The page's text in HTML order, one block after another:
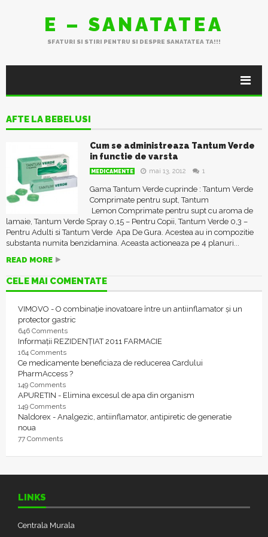
E – SANATATEA
SFATURI SI STIRI PENTRU SI DESPRE SANATATEA TA!!!
AFTE LA BEBELUSI
Cum se administreaza Tantum Verde
in functie de varsta
MEDICAMENTE mai 13, 2012 1
Gama Tantum Verde cuprinde : Tantum Verde
Comprimate pentru supt, Tantum
Lemon Comprimate pentru supt cu aroma de
lamaie, Tantum Verde Spray 0,15 – Pentru Copii, Tantum Verde 0,3 –
Pentru Adulti si Tantum Verde Apa De Gura. Acestea au in compozitie
substanta numita benzidamina. Aceasta actioneaza pe 4 planuri...
READ MORE
CELE MAI COMENTATE
VIMOVO - O combinație inovatoare între un antiinflamator și un
protector gastric
646 Comments
Informații REZIDENȚIAT 2011 FARMACIE
164 Comments
Ce medicamente beneficiaza de reducerea Cardului
PharmAccess ?
149 Comments
APURETIN - Elimina excesul de apa din organism
149 Comments
Naldorex - Analgezic, antiinflamator, antipiretic de generatie
noua
77 Comments
LINKS
Centrala Murala